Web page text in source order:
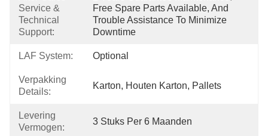
Service &
Technical
Support:
Free Spare Parts Available, And
Trouble Assistance To Minimize
Downtime
LAF System: Optional
Verpakking
Details:
Karton, Houten Karton, Pallets
Levering
Vermogen:
3 Stuks Per 6 Maanden